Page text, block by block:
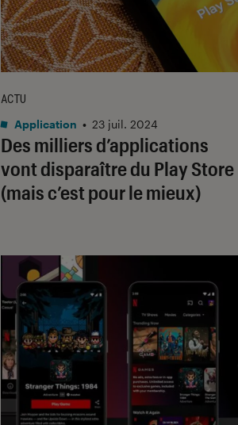
Des milliers d’applications
vont disparaître du Play Store
(mais c’est pour le mieux)
ACTU
Application • 23 juil. 2024